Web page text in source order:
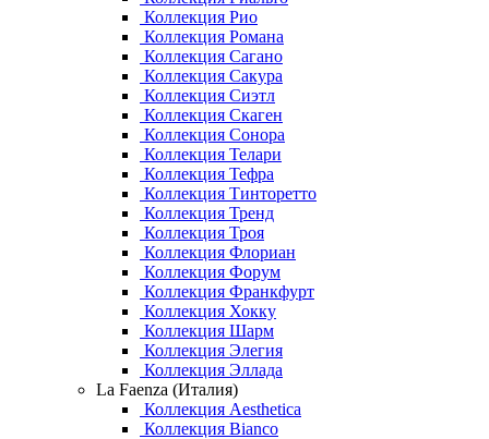
Коллекция Рио
Коллекция Романа
Коллекция Сагано
Коллекция Сакура
Коллекция Сиэтл
Коллекция Скаген
Коллекция Сонора
Коллекция Телари
Коллекция Тефра
Коллекция Тинторетто
Коллекция Тренд
Коллекция Троя
Коллекция Флориан
Коллекция Форум
Коллекция Франкфурт
Коллекция Хокку
Коллекция Шарм
Коллекция Элегия
Коллекция Эллада
La Faenza (Италия)
Коллекция Aesthetica
Коллекция Bianco